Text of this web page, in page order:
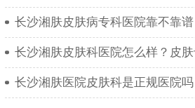
长沙湘肤皮肤病专科医院靠不靠
长沙湘肤皮肤科医院怎么样？皮
长沙湘肤医院皮肤科是正规医院